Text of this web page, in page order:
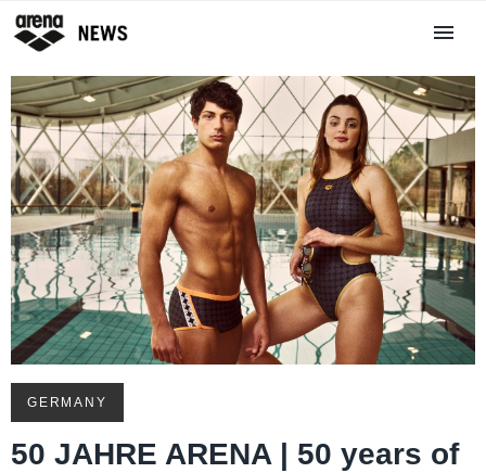
GERMANY
50 JAHRE ARENA | 50 years of